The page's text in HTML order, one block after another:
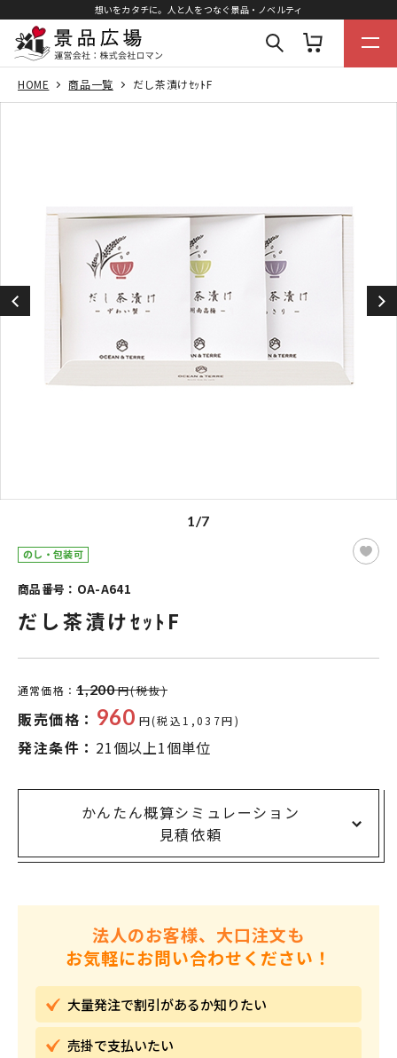
想いをカタチに。人と人をつなぐ景品・ノベルティ
HOME 商品一覧 だし茶漬けｾｯﾄF
1/7
のし・包装可
商品番号：OA-A641
だし茶漬けｾｯﾄF
通常価格： 1,200円(税抜)
販売価格： 960 円(税込1,037円)
発注条件： 21個以上1個単位
かんたん概算シミュレーション
見積依頼
法人のお客様、大口注文も
お気軽にお問い合わせください！
大量発注で割引があるか知りたい
売掛で支払いたい